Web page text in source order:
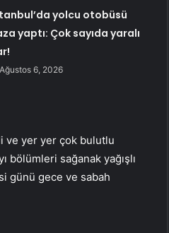
yolcu otobüsü
yaptı: Çok sayıda yaralı
Ağustos 6, 2026
ve yer yer çok bulutlu
bölümleri sağanak yağışlı
günü gece ve sabah